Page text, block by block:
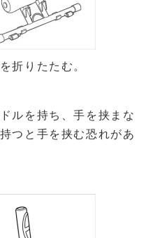
折りたたむ。
ルを持ち、手を挟まな
つと手を挟む恐れがあ